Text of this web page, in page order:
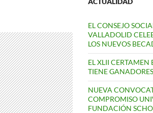
EL CONSEJO
VALLADOLID
LOS NUEVOS
EL XLII CERTAMEN
TIENE GANADORES
NUEVA
COMPROMISO
FUNDACIÓN